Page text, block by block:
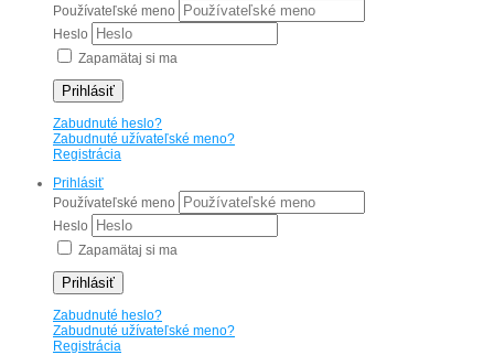
Používateľské meno
Heslo
Zapamätaj si ma
Prihlásiť
Zabudnuté heslo?
Zabudnuté užívateľské meno?
Registrácia
Prihlásiť
Používateľské meno
Heslo
Zapamätaj si ma
Prihlásiť
Zabudnuté heslo?
Zabudnuté užívateľské meno?
Registrácia